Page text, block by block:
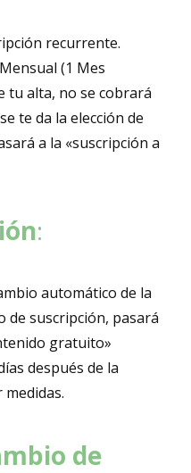
recurrente.
(1 Mes
tu alta, no se cobrará
te da la elección de
a la «suscripción a
:
automático de la
de suscripción, pasará
gratuito»
después de la
de